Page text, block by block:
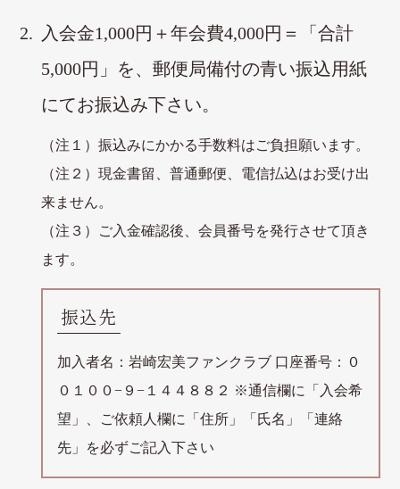
入会金1,000円＋年会費4,000円＝「合計
5,000円」を、郵便局備付の青い振込用紙
にてお振込み下さい。
（注１）振込みにかかる手数料はご負担願います。
（注２）現金書留、普通郵便、電信払込はお受け出
来ません。
（注３）ご入金確認後、会員番号を発行させて頂き
ます。
振込先
加入者名：岩崎宏美ファンクラブ 口座番号：０
０１００−９−１４４８８２ ※通信欄に「入会希
望」、ご依頼人欄に「住所」「氏名」「連絡
先」を必ずご記入下さい